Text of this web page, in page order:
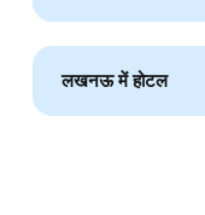
लखनऊ में होटल